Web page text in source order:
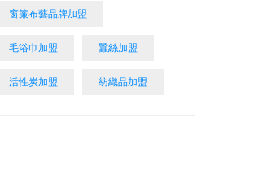
窗簾布藝品牌加盟
毛浴巾加盟 蠶絲加盟
活性炭加盟 紡織品加盟